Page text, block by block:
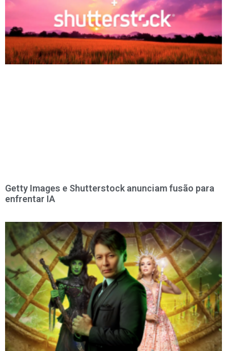
Getty Images e Shutterstock anunciam fusão para
enfrentar IA